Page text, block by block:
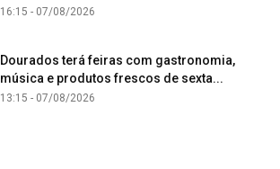
16:15 - 07/08/2026
Dourados terá feiras com gastronomia,
música e produtos frescos de sexta...
13:15 - 07/08/2026